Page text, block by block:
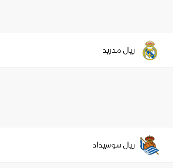
ريال مدريد
ريال سوسيداد